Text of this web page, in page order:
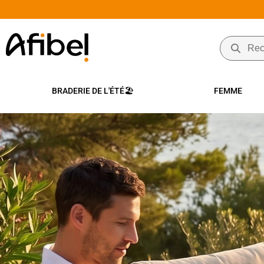
Afibel
FR
Mode
et
Vêtements
grande
taille
BRADERIE DE L'ÉTÉ🏖️ FEMME